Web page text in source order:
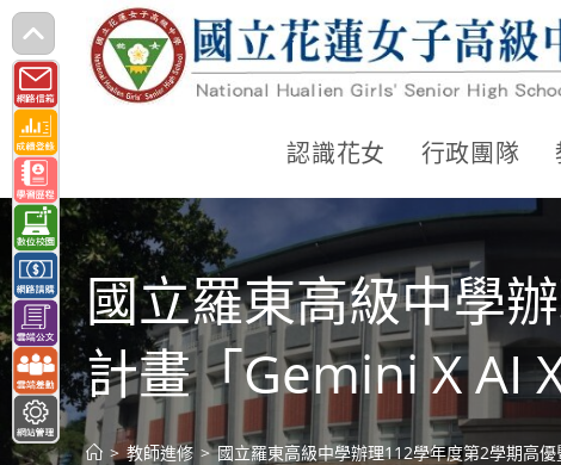
跳
轉
至
主
要
內
容
認識花女 行政團隊
國立羅東高級中學
計畫「Gemini X AI
> 教師進修 > 國立羅東高級中學辦理112學年度第2學期高